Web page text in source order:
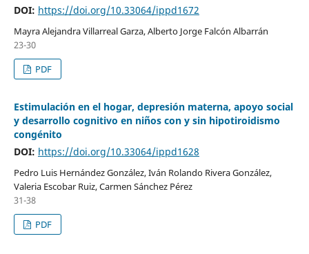
DOI: https://doi.org/10.33064/ippd1672
Mayra Alejandra Villarreal Garza, Alberto Jorge Falcón Albarrán
23-30
PDF
Estimulación en el hogar, depresión materna, apoyo social
y desarrollo cognitivo en niños con y sin hipotiroidismo
congénito
DOI: https://doi.org/10.33064/ippd1628
Pedro Luis Hernández González, Iván Rolando Rivera González,
Valeria Escobar Ruiz, Carmen Sánchez Pérez
31-38
PDF